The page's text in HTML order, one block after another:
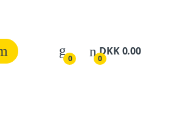
0 0
DKK0.00